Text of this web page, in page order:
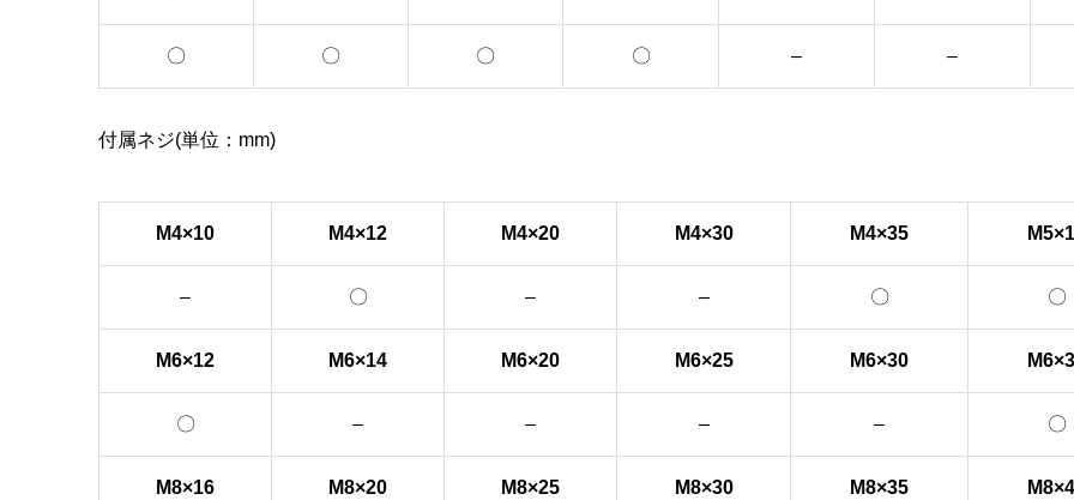
〇 〇 〇 〇 – –
付属ネジ(単位：mm)
M4×10 M4×12 M4×20 M4×30 M4×35
– 〇 – – 〇 〇
M6×12 M6×14 M6×20 M6×25 M6×30
〇 – – – – 〇
M8×16 M8×20 M8×25 M8×30 M8×35